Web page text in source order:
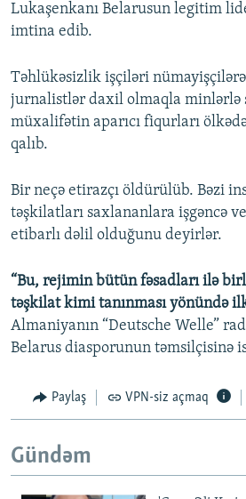
Lukaşenkanı Belarusun legitim
imtina edib.
Təhlükəsizlik işçiləri
jurnalistlər daxil olmaqla minlərlə
müxalifətin aparıcı fiqurları
qalıb.
Bir neçə etirazçı öldürülüb. Bəzi
təşkilatları saxlananlara işgəncə
etibarlı dəlil olduğunu deyirlər.
“Bu, rejimin bütün fəsadları ilə
təşkilat kimi tanınması yönündə
Almaniyanın “Deutsche Welle”
Belarus diasporunun təmsilçisinə
Paylaş VPN-siz açmaq
Gündəm